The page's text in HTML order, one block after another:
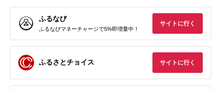
ふるなび
ふるなびマネーチャージで5%即増量中！
サイトに行く
ふるさとチョイス サイトに行く